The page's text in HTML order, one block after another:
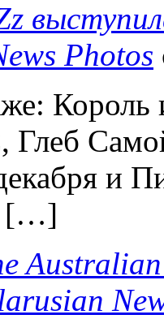
Photos
Король
Глеб
и
[…]